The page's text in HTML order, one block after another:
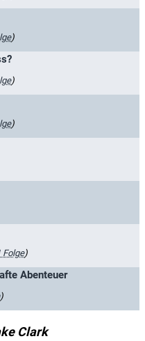
)
)
)
Folge)
Abenteuer
)
Clark